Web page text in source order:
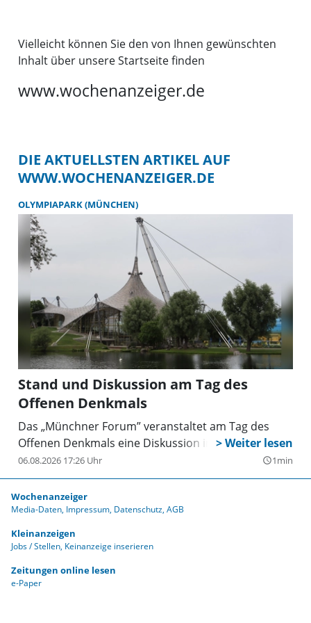
Vielleicht können Sie den von Ihnen gewünschten
Inhalt über unsere Startseite finden
www.wochenanzeiger.de
DIE AKTUELLSTEN ARTIKEL AUF
WWW.WOCHENANZEIGER.DE
OLYMPIAPARK (MÜNCHEN)
Stand und Diskussion am Tag des
Offenen Denkmals
Das „Münchner Forum” veranstaltet am Tag des
Offenen Denkmals eine Diskussion im Olympiapark.
06.08.2026 17:26 Uhr query_builder1min
Wochenanzeiger
Media-Daten Impressum Datenschutz AGB
Kleinanzeigen
Jobs / Stellen Keinanzeige inserieren
Zeitungen online lesen
e-Paper